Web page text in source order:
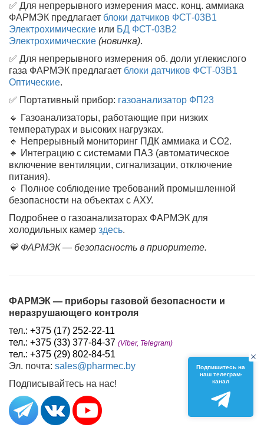
✅ Для непрерывного измерения масс. конц. аммиака
ФАРМЭК предлагает блоки датчиков ФСТ-03В1
Электрохимические или БД ФСТ-03В2
Электрохимические (новинка).
✅ Для непрерывного измерения об. доли углекислого
газа ФАРМЭК предлагает блоки датчиков ФСТ-03В1
Оптические.
✅ Портативный прибор: газоанализатор ФП23
🔹 Газоанализаторы, работающие при низких
температурах и высоких нагрузках.
🔹 Непрерывный мониторинг ПДК аммиака и CO2.
🔹 Интеграцию с системами ПАЗ (автоматическое
включение вентиляции, сигнализации, отключение
питания).
🔹 Полное соблюдение требований промышленной
безопасности на объектах с АХУ.
Подробнее о газоанализаторах ФАРМЭК для
холодильных камер здесь.
💙 ФАРМЭК — безопасность в приоритете.
ФАРМЭК — приборы газовой безопасности и
неразрушающего контроля
тел.: +375 (17) 252-22-11
тел.: +375 (33) 377-84-37 (Viber, Telegram)
тел.: +375 (29) 802-84-51
Эл. почта: sales@pharmec.by
Подписывайтесь на нас!
Подпишитесь на
наш телеграм-
канал